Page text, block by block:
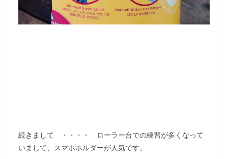
続きまして ・・・・ ローラー台での練習が多くなって
いまして、スマホホルダーが人気です。